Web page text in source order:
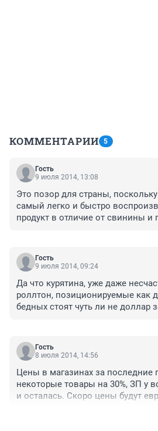
КОММЕНТАРИИ 5
Гость
9 июля 2014, 13:08
Это позор для страны,
самый легко и быстро
продукт в отличие от свинины
Мясо резко подорожало,
куриную колбасу, а потребитель
рост потребления курицы
телевизору идут вереницей
подъеме и росте сельского
там. Ценник переписали и
Гость
9 июля 2014, 09:24
Да что курятина, уже даже
роллтон, позиционируемые как
бедных стоят чуть ли не доллар
купить обыкновенные
такие дела!
Гость
8 июля 2014, 14:56
Цены в магазинах за последние
некоторые товары на 30%, ЗП у
и осталась. Скоро цены будут